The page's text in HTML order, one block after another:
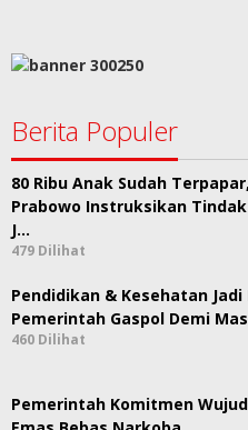
Berita Populer
80 Ribu Anak Sudah
Prabowo Instruksikan
J…
479 Dilihat
Pendidikan & Kesehatan
Pemerintah Gaspol Demi
460 Dilihat
Pemerintah Komitmen